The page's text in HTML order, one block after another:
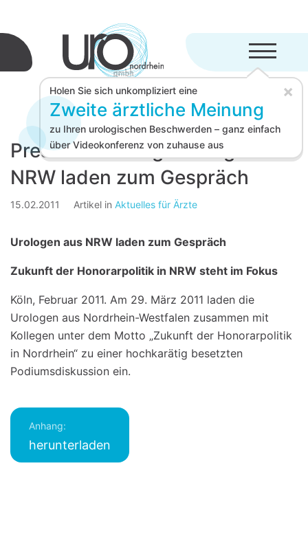
Menü
Holen Sie sich unkompliziert eine
Zweite ärztliche Meinung
zu Ihren urologischen Beschwerden – ganz einfach
über Videokonferenz von zuhause aus
×
Pressemitteilung: Urologen aus
NRW laden zum Gespräch
15.02.2011 Artikel in Aktuelles für Ärzte
Urologen aus NRW laden zum Gespräch
Zukunft der Honorarpolitik in NRW steht im Fokus
Köln, Februar 2011. Am 29. März 2011 laden die
Urologen aus Nordrhein-Westfalen zusammen mit
Kollegen unter dem Motto „Zukunft der Honorarpolitik
in Nordrhein“ zu einer hochkarätig besetzten
Podiumsdiskussion ein.
Anhang:
herunterladen